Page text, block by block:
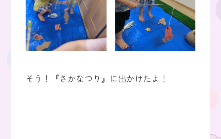
そう！『さかなつり』に出かけたよ！